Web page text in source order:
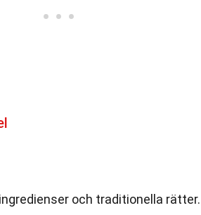
och traditionella